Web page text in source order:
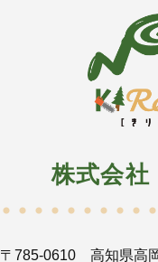
株式会
〒785-0610 高知県高